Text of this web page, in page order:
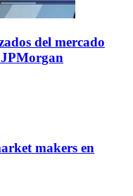
del mercado
makers en